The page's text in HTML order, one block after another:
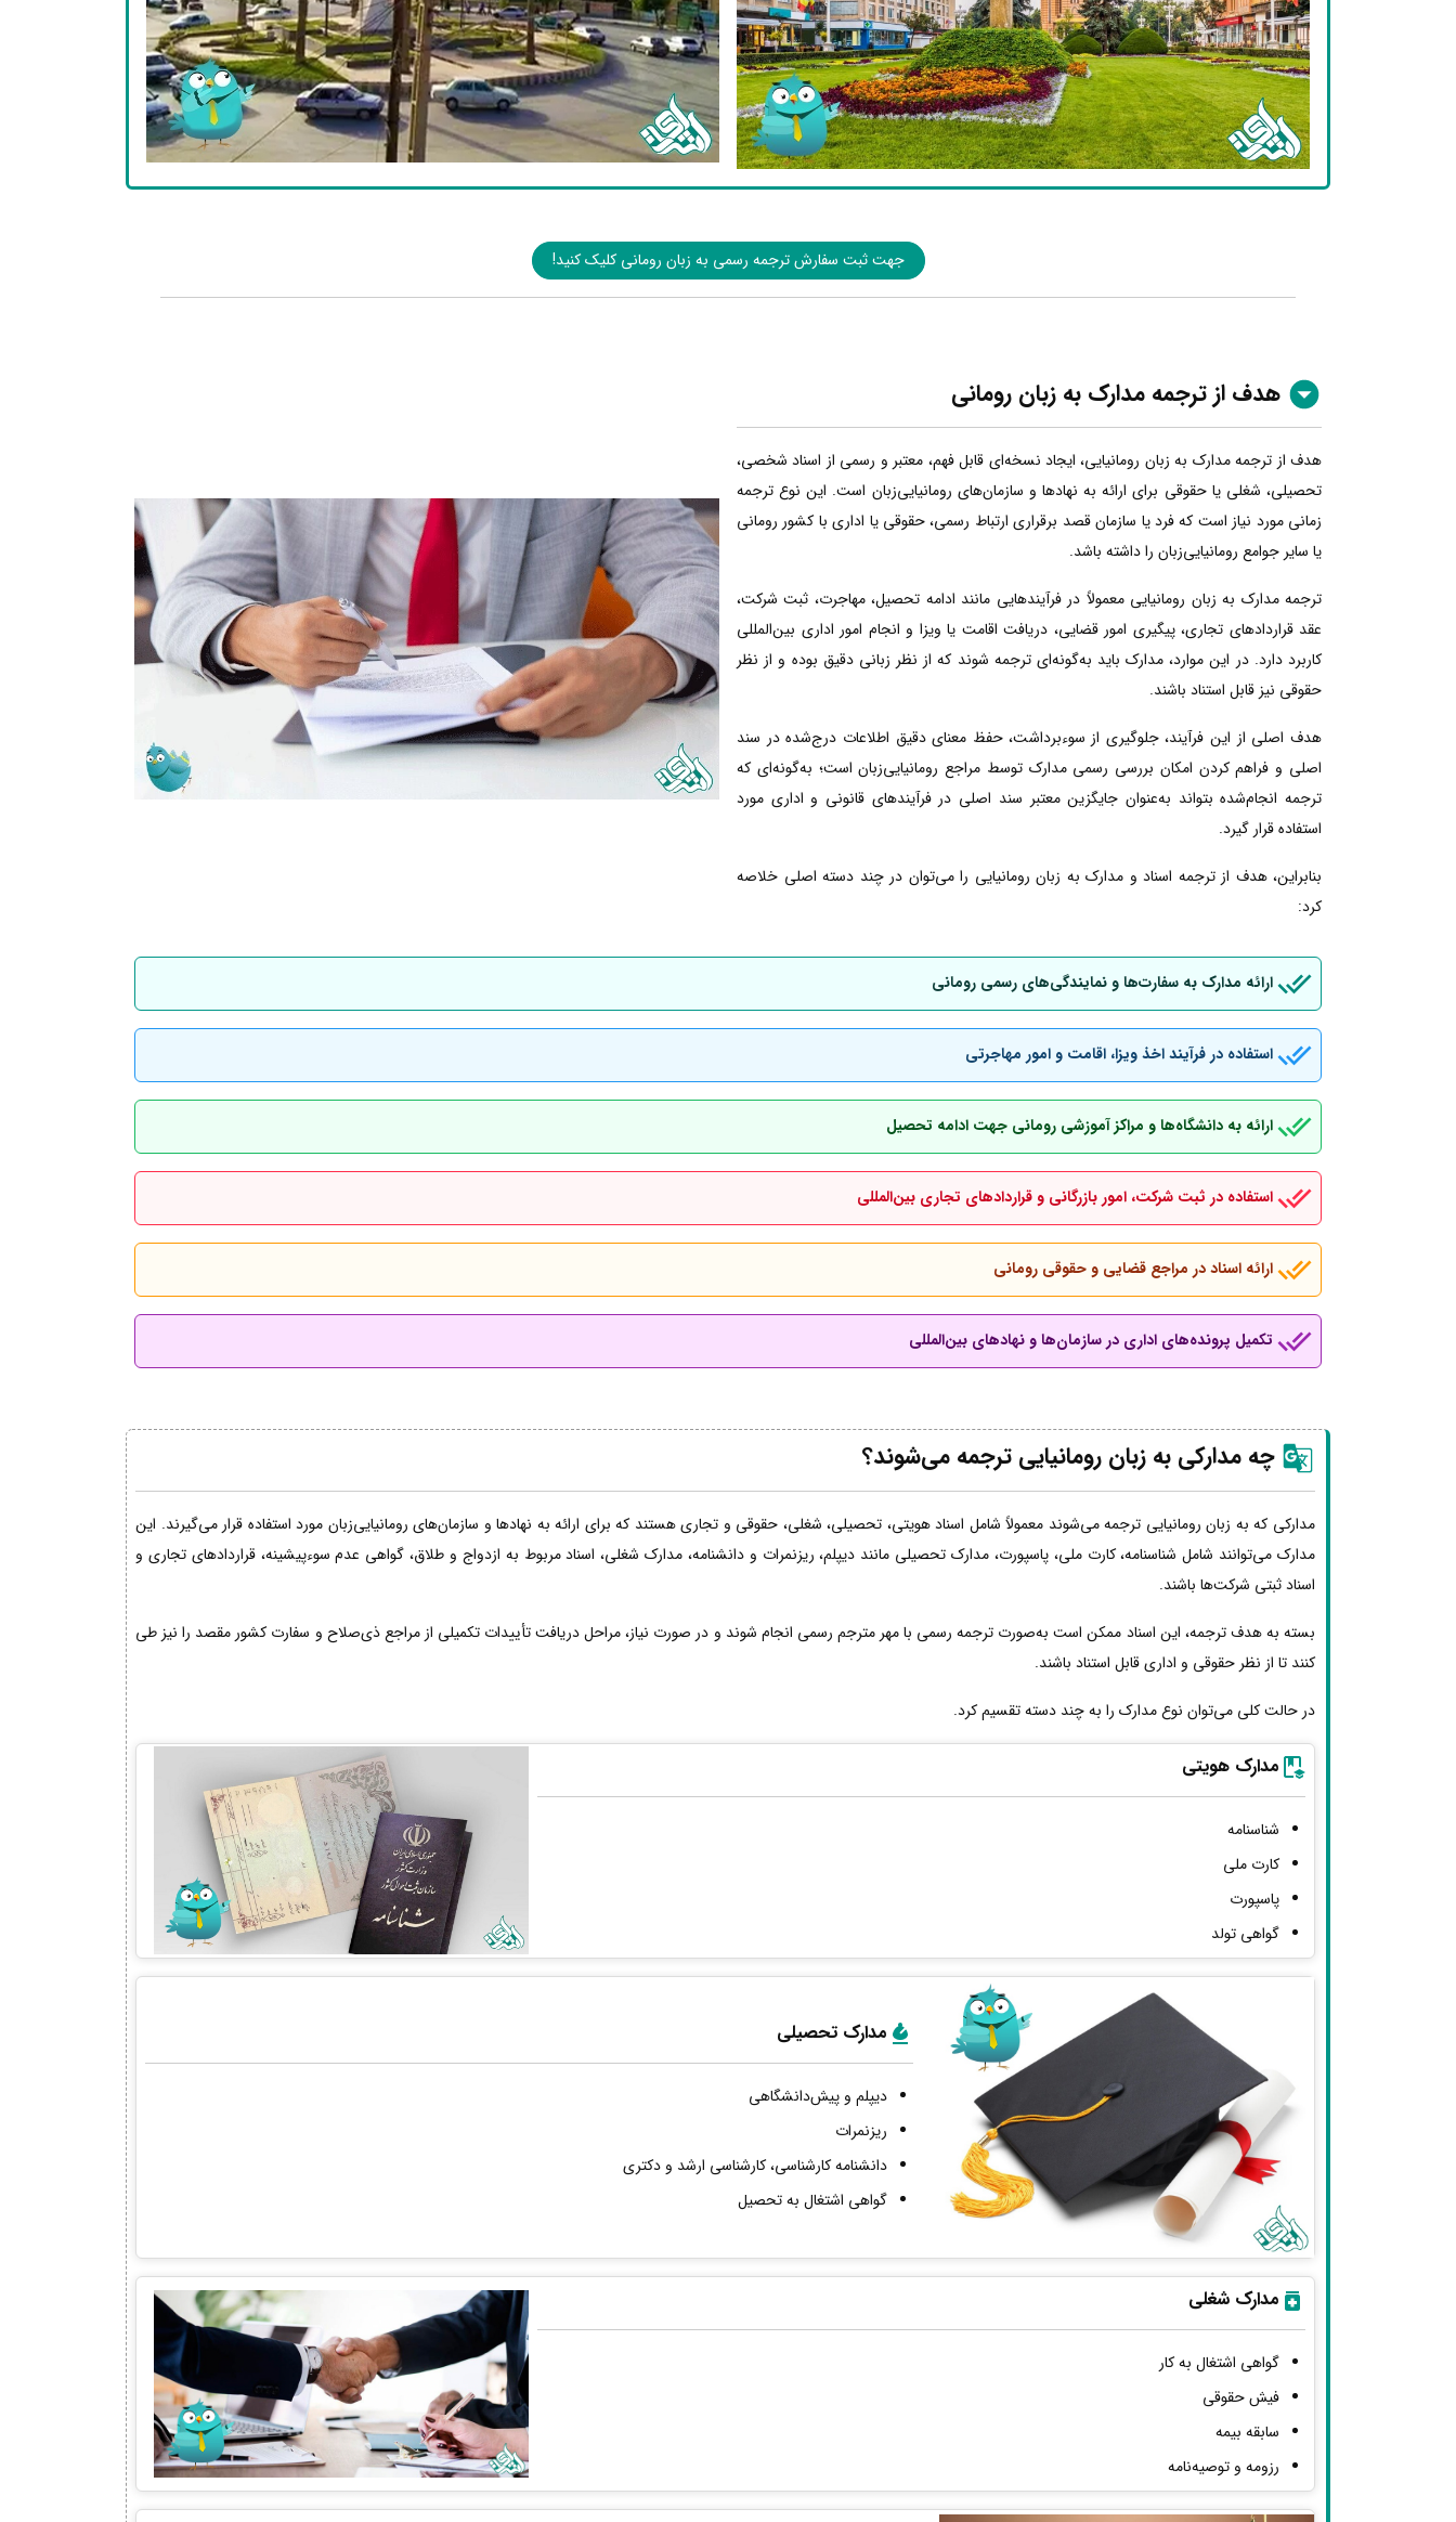
جهت ثبت سفارش ترجمه رسمی به زبان رومانی کلیک کنید!
هدف از ترجمه مدارک به زبان رومانی
هدف از ترجمه مدارک به زبان رومانیایی، ایجاد نسخه‌ای قابل فهم، معتبر و رسمی از اسناد شخصی،
تحصیلی، شغلی یا حقوقی برای ارائه به نهادها و سازمان‌های رومانیایی‌زبان است. این نوع ترجمه
زمانی مورد نیاز است که فرد یا سازمان قصد برقراری ارتباط رسمی، حقوقی یا اداری با کشور رومانی
یا سایر جوامع رومانیایی‌زبان را داشته باشد.
ترجمه مدارک به زبان رومانیایی معمولاً در فرآیندهایی مانند ادامه تحصیل، مهاجرت، ثبت شرکت،
عقد قراردادهای تجاری، پیگیری امور قضایی، دریافت اقامت یا ویزا و انجام امور اداری بین‌المللی
کاربرد دارد. در این موارد، مدارک باید به‌گونه‌ای ترجمه شوند که از نظر زبانی دقیق بوده و از نظر
حقوقی نیز قابل استناد باشند.
هدف اصلی از این فرآیند، جلوگیری از سوءبرداشت، حفظ معنای دقیق اطلاعات درج‌شده در سند
اصلی و فراهم کردن امکان بررسی رسمی مدارک توسط مراجع رومانیایی‌زبان است؛ به‌گونه‌ای که
ترجمه انجام‌شده بتواند به‌عنوان جایگزین معتبر سند اصلی در فرآیندهای قانونی و اداری مورد
استفاده قرار گیرد.
بنابراین، هدف از ترجمه اسناد و مدارک به زبان رومانیایی را می‌توان در چند دسته اصلی خلاصه
کرد:
ارائه مدارک به سفارت‌ها و نمایندگی‌های رسمی رومانی
استفاده در فرآیند اخذ ویزا، اقامت و امور مهاجرتی
ارائه به دانشگاه‌ها و مراکز آموزشی رومانی جهت ادامه تحصیل
استفاده در ثبت شرکت، امور بازرگانی و قراردادهای تجاری بین‌المللی
ارائه اسناد در مراجع قضایی و حقوقی رومانی
تکمیل پرونده‌های اداری در سازمان‌ها و نهادهای بین‌المللی
چه مدارکی به زبان رومانیایی ترجمه می‌شوند؟
مدارکی که به زبان رومانیایی ترجمه می‌شوند معمولاً شامل اسناد هویتی، تحصیلی، شغلی، حقوقی و تجاری هستند که برای ارائه به نهادها و سازمان‌های رومانیایی‌زبان مورد استفاده قرار می‌گیرند. این
مدارک می‌توانند شامل شناسنامه، کارت ملی، پاسپورت، مدارک تحصیلی مانند دیپلم، ریزنمرات و دانشنامه، مدارک شغلی، اسناد مربوط به ازدواج و طلاق، گواهی عدم سوءپیشینه، قراردادهای تجاری و
اسناد ثبتی شرکت‌ها باشند.
بسته به هدف ترجمه، این اسناد ممکن است به‌صورت ترجمه رسمی با مهر مترجم رسمی انجام شوند و در صورت نیاز، مراحل دریافت تأییدات تکمیلی از مراجع ذی‌صلاح و سفارت کشور مقصد را نیز طی
کنند تا از نظر حقوقی و اداری قابل استناد باشند.
در حالت کلی می‌توان نوع مدارک را به چند دسته تقسیم کرد.
مدارک هویتی
شناسنامه
کارت ملی
پاسپورت
گواهی تولد
مدارک تحصیلی
دیپلم و پیش‌دانشگاهی
ریزنمرات
دانشنامه کارشناسی، کارشناسی ارشد و دکتری
گواهی اشتغال به تحصیل
مدارک شغلی
گواهی اشتغال به کار
فیش حقوقی
سابقه بیمه
رزومه و توصیه‌نامه